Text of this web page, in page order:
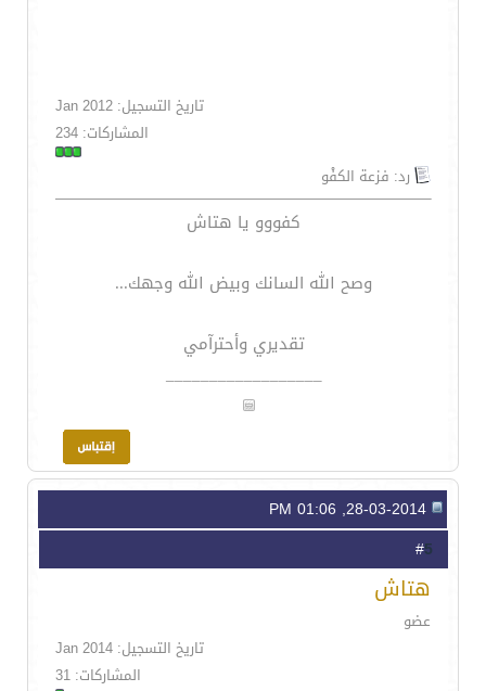
تاريخ التسجيل: Jan 2012
المشاركات: 234
رد: فزعة الكفْو
كفووو يا هتاش
وصح الله السانك وبيض الله وجهك...
تقديري وأحترآمي
__________________
5
هتاش
عضو
تاريخ التسجيل: Jan 2014
المشاركات: 31